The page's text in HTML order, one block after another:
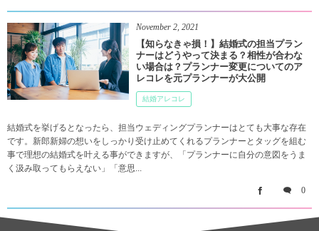
November 2,2021
【知らなきゃ損！】結婚式の担当プラン
ナーはどうやって決まる？相性が合わな
い場合は？プランナー変更についてのア
レコレを元プランナーが大公開
結婚アレコレ
結婚式を挙げるとなったら、担当ウェディングプランナーはとても大事な存在
です。新郎新婦の想いをしっかり受け止めてくれるプランナーとタッグを組む
事で理想の結婚式を叶える事ができますが、「プランナーに自分の意図をうま
く汲み取ってもらえない」「意思...
0